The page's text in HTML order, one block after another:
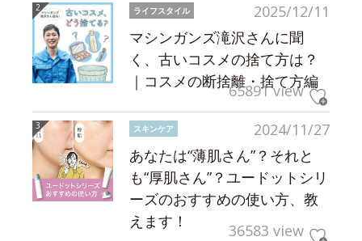
2025/12/11
ライフスタイル
マシンガンズ滝沢さんに聞
く、古いコスメの捨て方は？
｜コスメの断捨離・捨て方編
65891 view
2024/11/27
スキンケア
あなたは“薄肌さん”？それと
も“厚肌さん”？ユードットシリ
ーズのおすすめの使い方、教
えます！
36583 view